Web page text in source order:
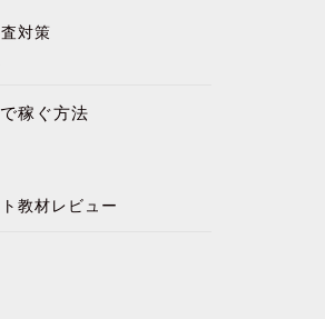
対策
稼ぐ方法
教材レビュー